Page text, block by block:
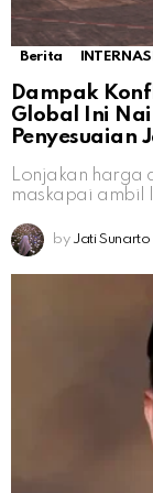
Berita
Dampak
Global Ini
Penyesuaian
Lonjakan harga
maskapai ambil
by Jati Sunarto